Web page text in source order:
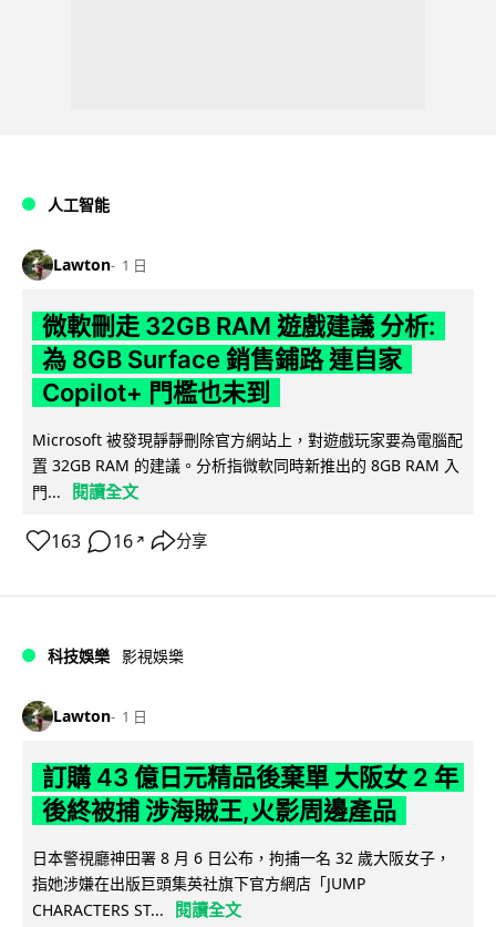
人工智能
Lawton 1 日
微軟刪走 32GB RAM 遊戲建議 分析:
為 8GB Surface 銷售鋪路 連自家
Copilot+ 門檻也未到
Microsoft 被發現靜靜刪除官方網站上，對遊戲玩家要為電腦配
置 32GB RAM 的建議。分析指微軟同時新推出的 8GB RAM 入
門...
閱讀全文
163 16 ↗ 分享
科技娛樂 影視娛樂
Lawton 1 日
訂購 43 億日元精品後棄單 大阪女 2 年
後終被捕 涉海賊王,火影周邊產品
日本警視廳神田署 8 月 6 日公布，拘捕一名 32 歲大阪女子，
指她涉嫌在出版巨頭集英社旗下官方網店「JUMP
CHARACTERS ST...
閱讀全文